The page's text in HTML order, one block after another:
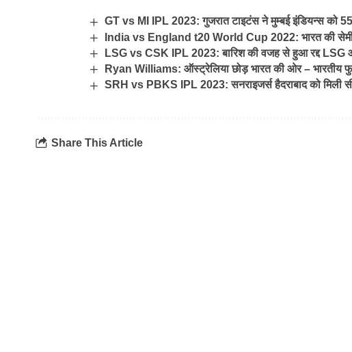
GT vs MI IPL 2023: गुजरात टाइटंस ने मुम्बई इंडियन्स को
India vs England t20 World Cup 2022: भारत की
LSG vs CSK IPL 2023: बारिश की वजह से हुआ रद्द
Ryan Williams: ऑस्ट्रेलिया छोड़ भारत की ओर – भारतीय
SRH vs PBKS IPL 2023: सनराइजर्स हैदराबाद को मिली
Share This Article